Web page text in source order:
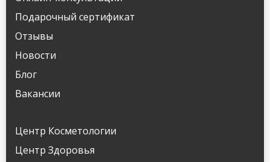
Подарочный сертификат
Отзывы
Новости
Блог
Вакансии
Центр Косметологии
Центр Здоровья